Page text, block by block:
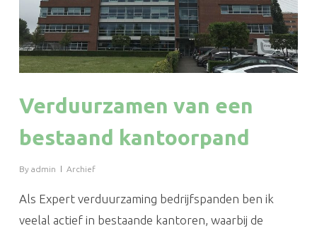
Verduurzamen van een
bestaand kantoorpand
By admin Archief
Als Expert verduurzaming bedrijfspanden ben ik
veelal actief in bestaande kantoren, waarbij de